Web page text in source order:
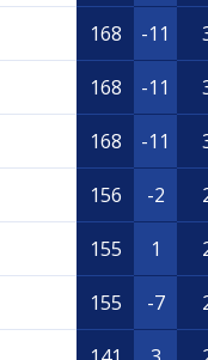
168 -11
168 -11
168 -11
156 -2
155 1
155 -7